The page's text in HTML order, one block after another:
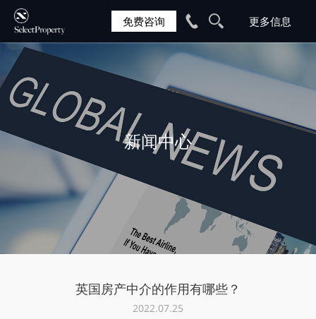
免费咨询
新闻中心
英国房产中介的作用有哪些？
2022.07.25